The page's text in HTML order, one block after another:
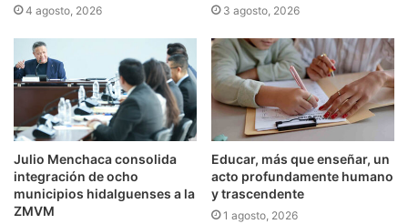
4 agosto, 2026 3 agosto, 2026
Julio Menchaca consolida
integración de ocho
municipios hidalguenses a la
ZMVM
Educar, más que enseñar, un
acto profundamente humano
y trascendente
1 agosto, 2026